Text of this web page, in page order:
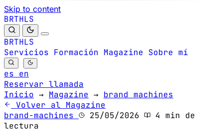
Skip to content
BRTHLS
BRTHLS
Servicios Formación Magazine Sobre mí
es en
Reservar llamada
Inicio → Magazine → brand machines
Volver al Magazine
brand-machines
25/05/2026
4 min de
lectura